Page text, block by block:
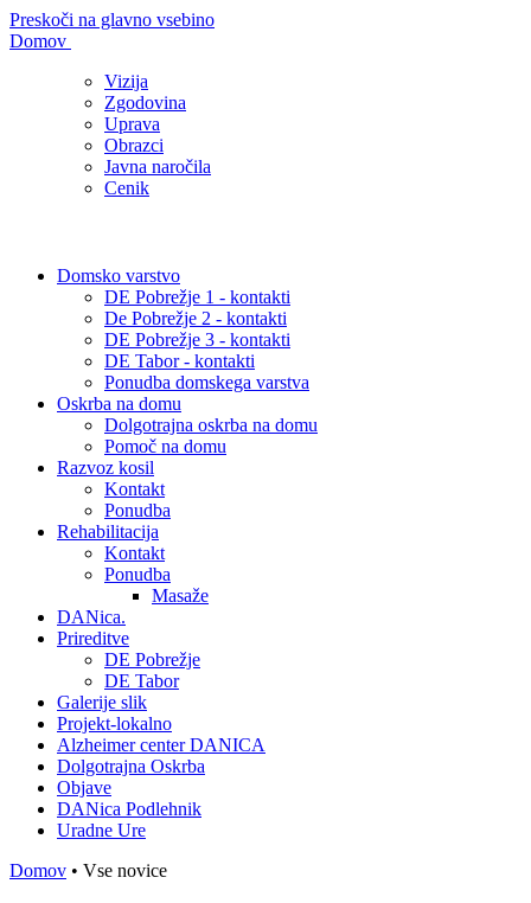
Preskoči na glavno vsebino
Domov
Vizija
Zgodovina
Uprava
Obrazci
Javna naročila
Cenik
Domsko varstvo
DE Pobrežje 1 - kontakti
De Pobrežje 2 - kontakti
DE Pobrežje 3 - kontakti
DE Tabor - kontakti
Ponudba domskega varstva
Oskrba na domu
Dolgotrajna oskrba na domu
Pomoč na domu
Razvoz kosil
Kontakt
Ponudba
Rehabilitacija
Kontakt
Ponudba
Masaže
DANica.
Prireditve
DE Pobrežje
DE Tabor
Galerije slik
Projekt-lokalno
Alzheimer center DANICA
Dolgotrajna Oskrba
Objave
DANica Podlehnik
Uradne Ure
Domov • Vse novice